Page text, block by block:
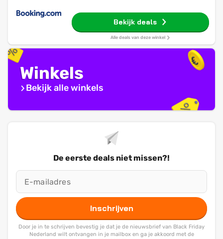
Bekijk deals
Alle deals van deze winkel
Winkels
Bekijk alle winkels
De eerste deals niet missen?!
Inschrijven
Door je in te schrijven bevestig je dat je de nieuwsbrief van Black Friday
Nederland wilt ontvangen in je mailbox en ga je akkoord met de